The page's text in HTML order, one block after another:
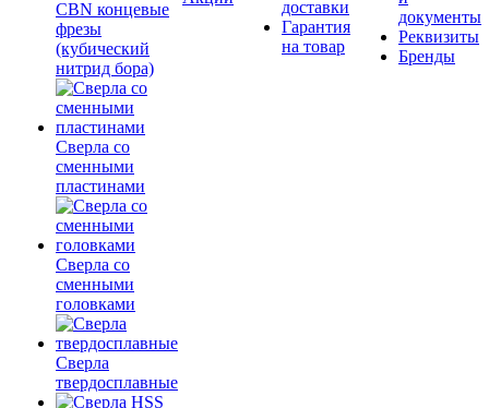
CBN концевые
фрезы
(кубический
нитрид бора)
Сверла со
сменными
пластинами
Сверла со
сменными
головками
Сверла
твердосплавные
доставки
Гарантия
на товар
документы
Реквизиты
Бренды